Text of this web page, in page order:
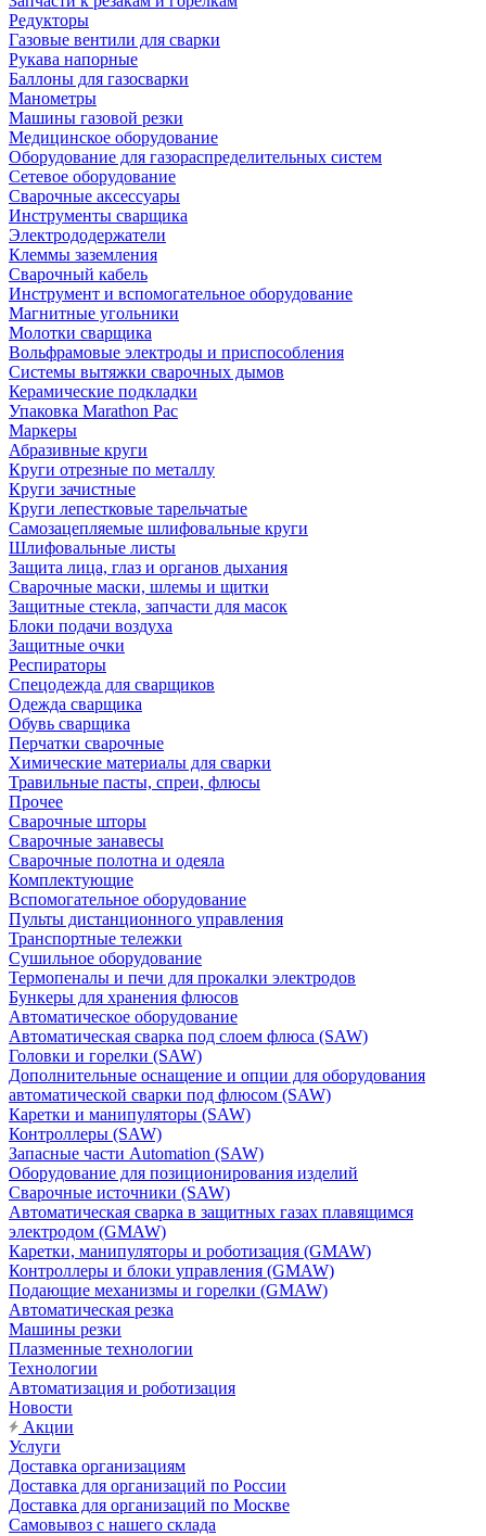
Редукторы
Газовые вентили для сварки
Рукава напорные
Баллоны для газосварки
Манометры
Машины газовой резки
Медицинское оборудование
Оборудование для газораспределительных систем
Сетевое оборудование
Сварочные аксессуары
Инструменты сварщика
Электрододержатели
Клеммы заземления
Сварочный кабель
Инструмент и вспомогательное оборудование
Магнитные угольники
Молотки сварщика
Вольфрамовые электроды и приспособления
Системы вытяжки сварочных дымов
Керамические подкладки
Упаковка Marathon Pac
Маркеры
Абразивные круги
Круги отрезные по металлу
Круги зачистные
Круги лепестковые тарельчатые
Самозацепляемые шлифовальные круги
Шлифовальные листы
Защита лица, глаз и органов дыхания
Сварочные маски, шлемы и щитки
Защитные стекла, запчасти для масок
Блоки подачи воздуха
Защитные очки
Респираторы
Спецодежда для сварщиков
Одежда сварщика
Обувь сварщика
Перчатки сварочные
Химические материалы для сварки
Травильные пасты, спреи, флюсы
Прочее
Сварочные шторы
Сварочные занавесы
Сварочные полотна и одеяла
Комплектующие
Вспомогательное оборудование
Пульты дистанционного управления
Транспортные тележки
Сушильное оборудование
Термопеналы и печи для прокалки электродов
Бункеры для хранения флюсов
Автоматическое оборудование
Автоматическая сварка под слоем флюса (SAW)
Головки и горелки (SAW)
Дополнительные оснащение и опции для оборудования
автоматической сварки под флюсом (SAW)
Каретки и манипуляторы (SAW)
Контроллеры (SAW)
Запасные части Automation (SAW)
Оборудование для позиционирования изделий
Сварочные источники (SAW)
Автоматическая сварка в защитных газах плавящимся
электродом (GMAW)
Каретки, манипуляторы и роботизация (GMAW)
Контроллеры и блоки управления (GMAW)
Подающие механизмы и горелки (GMAW)
Автоматическая резка
Машины резки
Плазменные технологии
Технологии
Автоматизация и роботизация
Новости
Акции
Услуги
Доставка организациям
Доставка для организаций по России
Доставка для организаций по Москве
Самовывоз с нашего склада